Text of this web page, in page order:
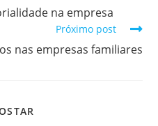
na empresa
Próximo post
nas empresas familiares